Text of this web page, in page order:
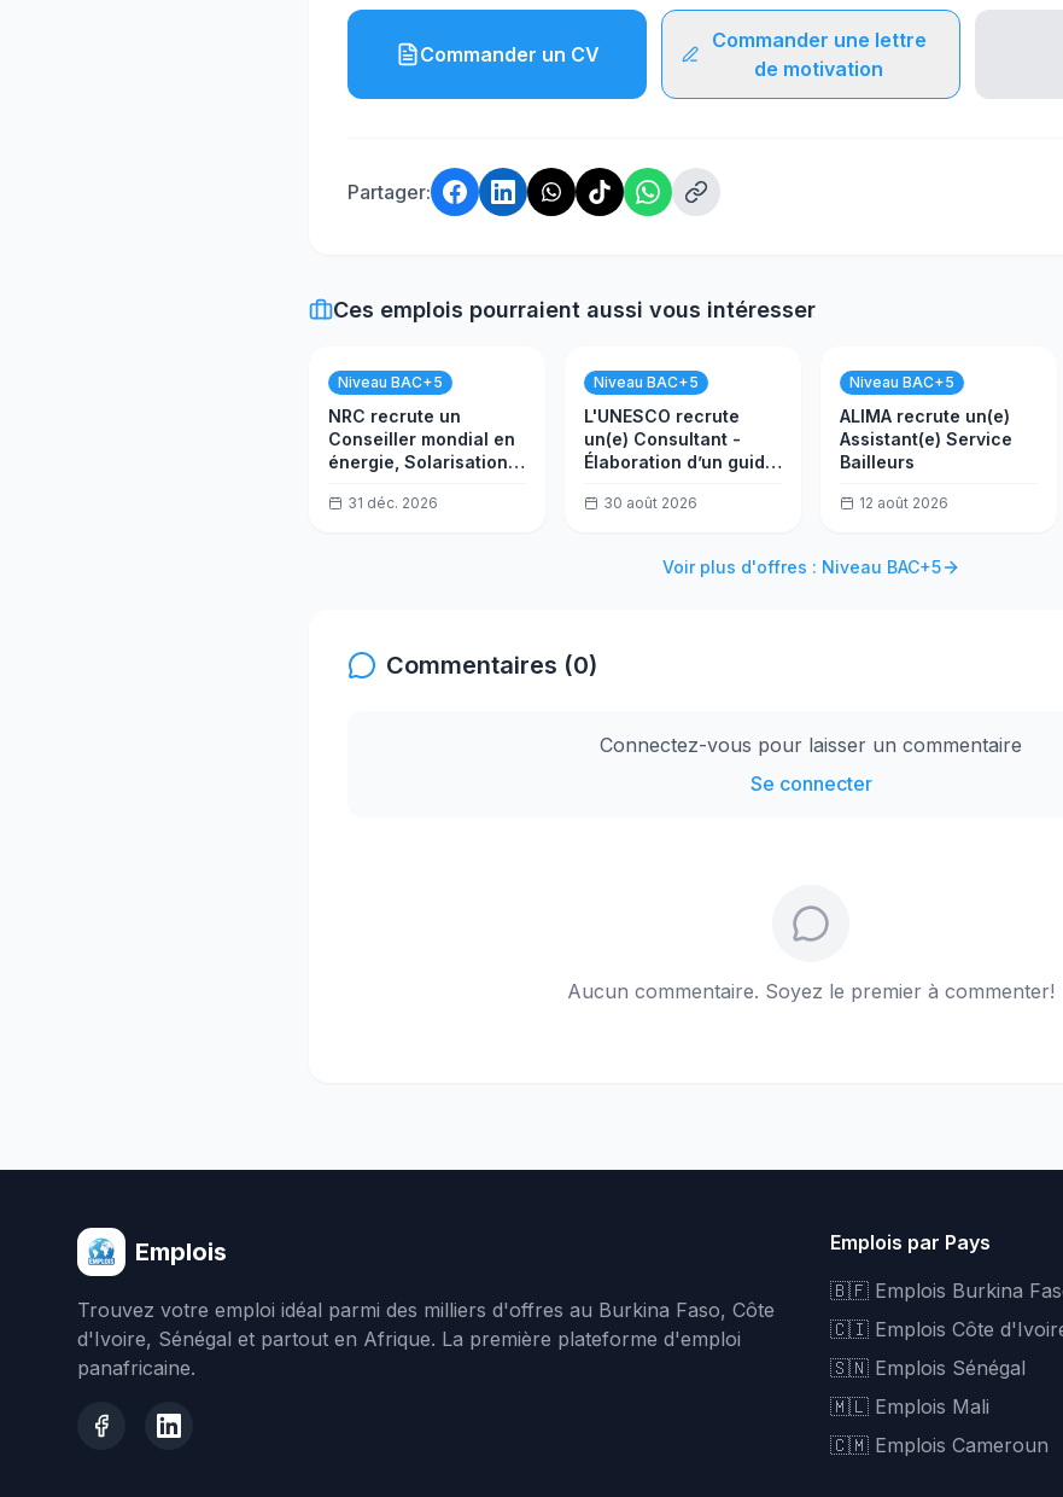
Commander un CV
Commander une lettre
de motivation
Partager:
Ces emplois pourraient aussi vous intéresser
Niveau BAC+5
NRC recrute un
Conseiller mondial en
énergie, Solarisation -
l'Ouest (CWA)
31 déc. 2026
Niveau BAC+5
L'UNESCO recrute
un(e) Consultant -
Élaboration d’un guide
de la transformation
30 août 2026
Niveau BAC+5
ALIMA recrute un(e)
Assistant(e) Service
Bailleurs
12 août 2026
Voir plus d'offres : Niveau BAC+5
Commentaires (0)
Connectez-vous pour laisser un commentaire
Se connecter
Aucun commentaire. Soyez le premier à commenter!
Emplois
Trouvez votre emploi idéal parmi des milliers d'offres au Burkina Faso, Côte
d'Ivoire, Sénégal et partout en Afrique. La première plateforme d'emploi
panafricaine.
Emplois par Pays
🇧🇫 Emplois Burkina
🇨🇮 Emplois Côte
🇸🇳 Emplois Sénégal
🇲🇱 Emplois Mali
🇨🇲 Emplois Cameroun